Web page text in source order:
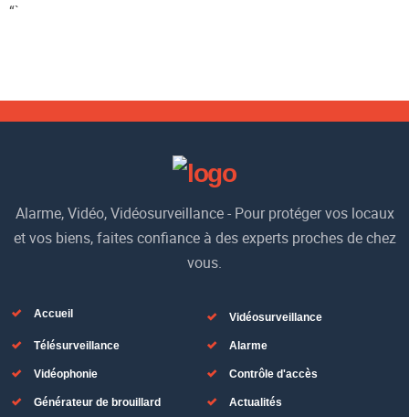
“`
Alarme, Vidéo, Vidéosurveillance - Pour protéger vos locaux
et vos biens, faites confiance à des experts proches de chez
vous.
Accueil Vidéosurveillance
Télésurveillance Alarme
Vidéophonie Contrôle d'accès
Générateur de brouillard Actualités